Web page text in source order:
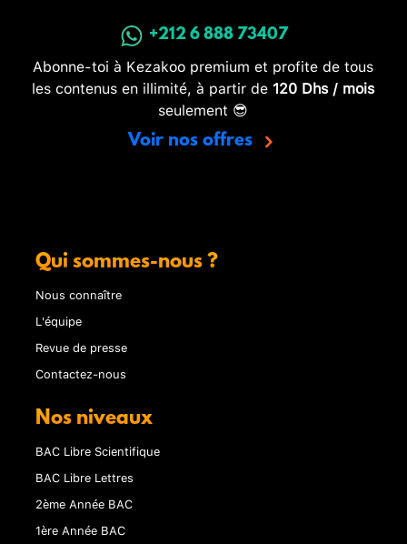
+212 6 888 73407
Abonne-toi à Kezakoo premium et profite de tous
les contenus en illimité, à partir de 120 Dhs / mois
seulement 😎
Voir nos offres
Qui sommes-nous ?
Nous connaître
L'équipe
Revue de presse
Contactez-nous
Nos niveaux
BAC Libre Scientifique
BAC Libre Lettres
2ème Année BAC
1ère Année BAC